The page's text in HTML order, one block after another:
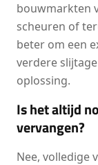
bouwmarkten
scheuren of
beter om een
verdere
oplossing.
Is het altijd
vervangen?
Nee, volledige